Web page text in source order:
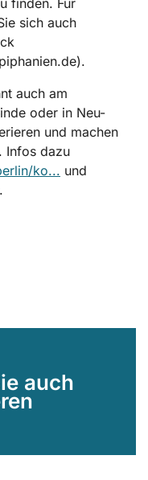
finden. Für
sich auch
auch am
oder in Neu-
und machen
Infos dazu
ko... und
.
auch